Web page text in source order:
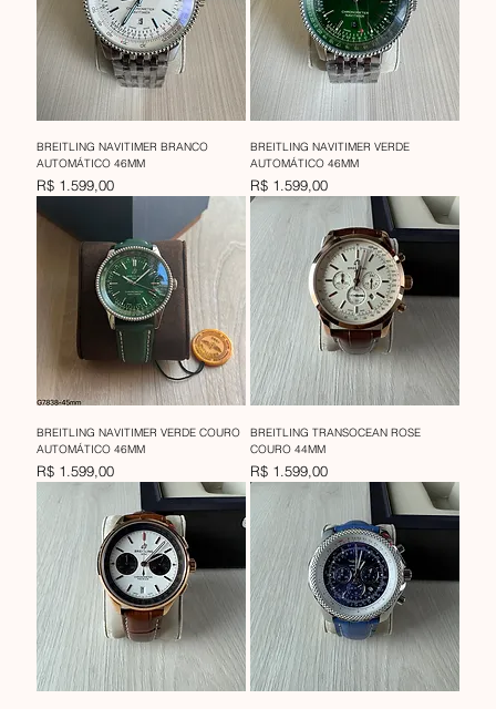
BREITLING NAVITIMER BRANCO
AUTOMÁTICO 46MM
Preço
R$ 1.599,00
BREITLING NAVITIMER VERDE
AUTOMÁTICO 46MM
Preço
R$ 1.599,00
BREITLING NAVITIMER VERDE COURO
AUTOMÁTICO 46MM
Preço
R$ 1.599,00
BREITLING TRANSOCEAN ROSE
COURO 44MM
Preço
R$ 1.599,00